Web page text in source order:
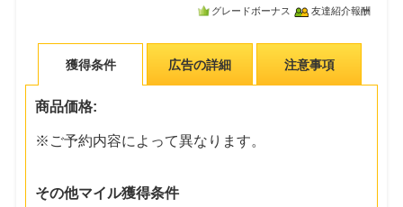
グレードボーナス 友達紹介報酬
獲得条件 広告の詳細 注意事項
商品価格:
※ご予約内容によって異なります。
その他マイル獲得条件